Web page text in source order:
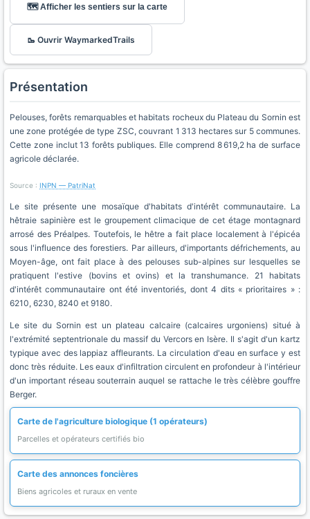
🗺️ Afficher les sentiers sur la carte
🥾 Ouvrir WaymarkedTrails
Présentation
Pelouses, forêts remarquables et habitats rocheux du Plateau du Sornin est
une zone protégée de type ZSC, couvrant 1 313 hectares sur 5 communes.
Cette zone inclut 13 forêts publiques. Elle comprend 8 619,2 ha de surface
agricole déclarée.
Source : INPN — PatriNat
Le site présente une mosaïque d'habitats d'intérêt communautaire. La
hêtraie sapinière est le groupement climacique de cet étage montagnard
arrosé des Préalpes. Toutefois, le hêtre a fait place localement à l'épicéa
sous l'influence des forestiers. Par ailleurs, d'importants défrichements, au
Moyen-âge, ont fait place à des pelouses sub-alpines sur lesquelles se
pratiquent l'estive (bovins et ovins) et la transhumance. 21 habitats
d'intérêt communautaire ont été inventoriés, dont 4 dits « prioritaires » :
6210, 6230, 8240 et 9180.
Le site du Sornin est un plateau calcaire (calcaires urgoniens) situé à
l'extrémité septentrionale du massif du Vercors en Isère. Il s'agit d'un kartz
typique avec des lappiaz affleurants. La circulation d'eau en surface y est
donc très réduite. Les eaux d'infiltration circulent en profondeur à l'intérieur
d'un important réseau souterrain auquel se rattache le très célèbre gouffre
Berger.
Carte de l'agriculture biologique (1 opérateurs)
Parcelles et opérateurs certifiés bio
Carte des annonces foncières
Biens agricoles et ruraux en vente